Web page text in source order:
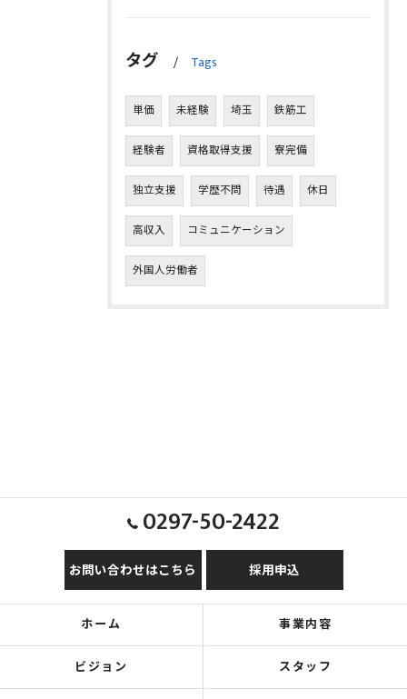
タグ Tags
単価 未経験 埼玉 鉄筋工
経験者 資格取得支援 寮完備
独立支援 学歴不問 待遇 休日
高収入 コミュニケーション
外国人労働者
0297-50-2422
お問い合わせはこちら 採用申込
ホーム 事業内容
ビジョン スタッフ